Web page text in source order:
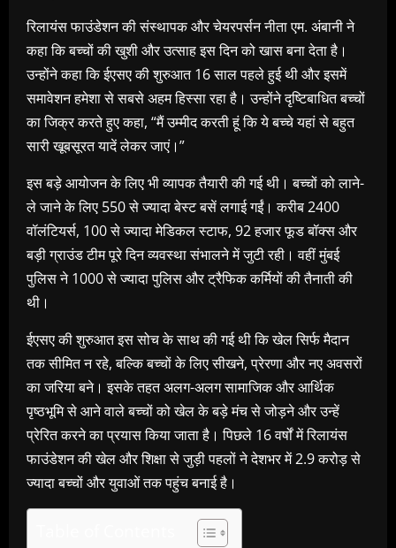
रिलायंस फाउंडेशन की संस्थापक और चेयरपर्सन नीता एम. अंबानी ने
कहा कि बच्चों की खुशी और उत्साह इस दिन को खास बना देता है।
उन्होंने कहा कि ईएसए की शुरुआत 16 साल पहले हुई थी और इसमें
समावेशन हमेशा से सबसे अहम हिस्सा रहा है। उन्होंने दृष्टिबाधित बच्चों
का जिक्र करते हुए कहा, “मैं उम्मीद करती हूं कि ये बच्चे यहां से बहुत
सारी खूबसूरत यादें लेकर जाएं।”
इस बड़े आयोजन के लिए भी व्यापक तैयारी की गई थी। बच्चों को लाने-
ले जाने के लिए 550 से ज्यादा बेस्ट बसें लगाई गईं। करीब 2400
वॉलंटियर्स, 100 से ज्यादा मेडिकल स्टाफ, 92 हजार फूड बॉक्स और
बड़ी ग्राउंड टीम पूरे दिन व्यवस्था संभालने में जुटी रही। वहीं मुंबई
पुलिस ने 1000 से ज्यादा पुलिस और ट्रैफिक कर्मियों की तैनाती की
थी।
ईएसए की शुरुआत इस सोच के साथ की गई थी कि खेल सिर्फ मैदान
तक सीमित न रहे, बल्कि बच्चों के लिए सीखने, प्रेरणा और नए अवसरों
का जरिया बने। इसके तहत अलग-अलग सामाजिक और आर्थिक
पृष्ठभूमि से आने वाले बच्चों को खेल के बड़े मंच से जोड़ने और उन्हें
प्रेरित करने का प्रयास किया जाता है। पिछले 16 वर्षों में रिलायंस
फाउंडेशन की खेल और शिक्षा से जुड़ी पहलों ने देशभर में 2.9 करोड़ से
ज्यादा बच्चों और युवाओं तक पहुंच बनाई है।